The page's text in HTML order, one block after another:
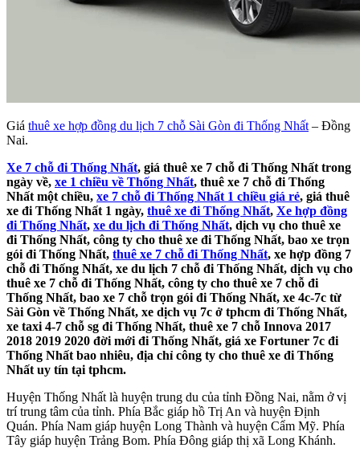
Giá thuê xe hợp đồng du lịch 7 chỗ Sài Gòn đi Thống Nhất– Đồng
Nai.
Xe 7 chỗ đi Thống Nhất, giá thuê xe 7 chỗ đi Thống Nhất trong
ngày về, xe 1 chiều về Thống Nhất, thuê xe 7 chỗ đi Thống
Nhất một chiều, xe 7 chỗ đi Thống Nhất 1 chiều giá rẻ, giá thuê
xe đi Thống Nhất 1 ngày, thuê xe đi Thống Nhất, Xe hợp đồng
đi Thống Nhất, xe du lịch đi Thống Nhất, dịch vụ cho thuê xe
đi Thống Nhất, công ty cho thuê xe đi Thống Nhất, bao xe trọn
gói đi Thống Nhất, thuê xe 7 chỗ đi Thống Nhất, xe hợp đồng 7
chỗ đi Thống Nhất, xe du lịch 7 chỗ đi Thống Nhất, dịch vụ cho
thuê xe 7 chỗ đi Thống Nhất, công ty cho thuê xe 7 chỗ đi
Thống Nhất, bao xe 7 chỗ trọn gói đi Thống Nhất, xe 4c-7c từ
Sài Gòn về Thống Nhất, xe dịch vụ 7c ở tphcm đi Thống Nhất,
xe taxi 4-7 chỗ sg đi Thống Nhất, thuê xe 7 chỗ Innova 2017
2018 2019 2020 đời mới đi Thống Nhất, giá xe Fortuner 7c đi
Thống Nhất bao nhiêu, địa chỉ công ty cho thuê xe đi Thống
Nhất uy tín tại tphcm.
Huyện Thống Nhất là huyện trung du của tỉnh Đồng Nai, nằm ở vị
trí trung tâm của tỉnh. Phía Bắc giáp hồ Trị An và huyện Định
Quán. Phía Nam giáp huyện Long Thành và huyện Cẩm Mỹ. Phía
Tây giáp huyện Trảng Bom. Phía Đông giáp thị xã Long Khánh.